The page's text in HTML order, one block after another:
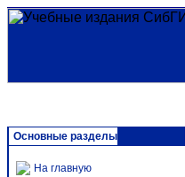
Основные разделы
На главную